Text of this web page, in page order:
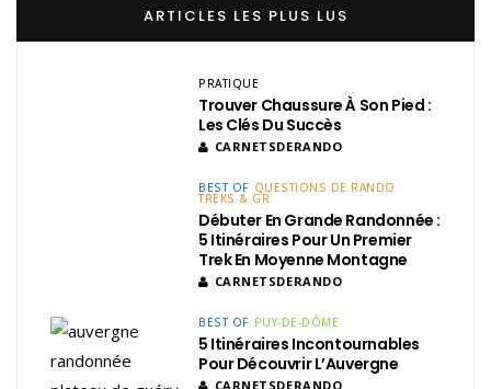
ARTICLES LES PLUS LUS
PRATIQUE
Trouver Chaussure À Son Pied :
Les Clés Du Succès
CARNETSDERANDO
BEST OF QUESTIONS DE RANDO
TREKS & GR
Débuter En Grande Randonnée :
5 Itinéraires Pour Un Premier
Trek En Moyenne Montagne
CARNETSDERANDO
BEST OF PUY-DE-DÔME
5 Itinéraires Incontournables
Pour Découvrir L’Auvergne
CARNETSDERANDO